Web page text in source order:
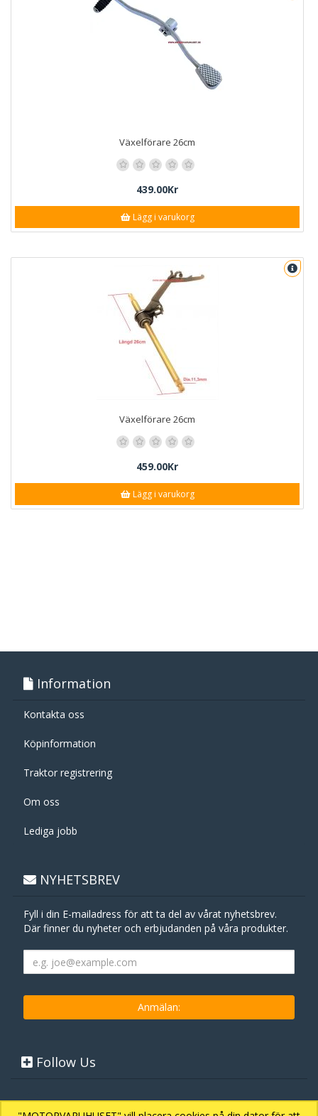
Växelförare 26cm
439.00Kr
Lägg i varukorg
Växelförare 26cm
459.00Kr
Lägg i varukorg
Information
Kontakta oss
Köpinformation
Traktor registrering
Om oss
Lediga jobb
NYHETSBREV
Fyll i din E-mailadress för att ta del av vårat nyhetsbrev.
Där finner du nyheter och erbjudanden på våra produkter.
Follow Us